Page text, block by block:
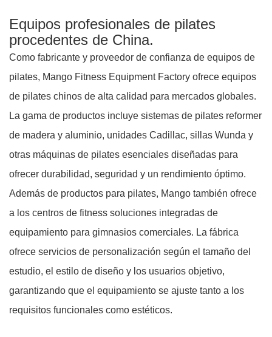
Equipos profesionales de pilates
procedentes de China.
Como fabricante y proveedor de confianza de equipos de
pilates, Mango Fitness Equipment Factory ofrece equipos
de pilates chinos de alta calidad para mercados globales.
La gama de productos incluye sistemas de pilates reformer
de madera y aluminio, unidades Cadillac, sillas Wunda y
otras máquinas de pilates esenciales diseñadas para
ofrecer durabilidad, seguridad y un rendimiento óptimo.
Además de productos para pilates, Mango también ofrece
a los centros de fitness soluciones integradas de
equipamiento para gimnasios comerciales. La fábrica
ofrece servicios de personalización según el tamaño del
estudio, el estilo de diseño y los usuarios objetivo,
garantizando que el equipamiento se ajuste tanto a los
requisitos funcionales como estéticos.